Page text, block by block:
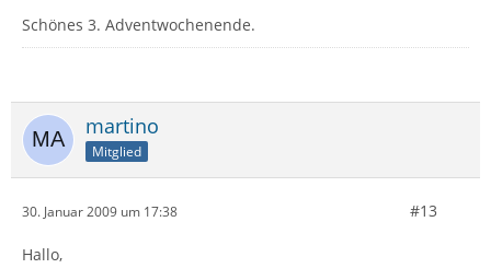
Schönes 3. Adventwochenende.
martino
Mitglied
30. Januar 2009 um 17:38 #13
Hallo,